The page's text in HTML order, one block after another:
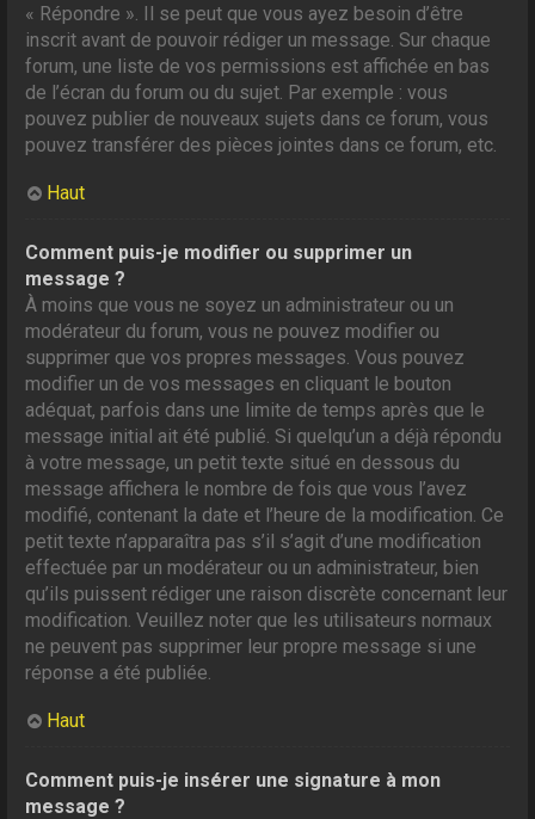
« Répondre ». Il se peut que vous ayez besoin d’être
inscrit avant de pouvoir rédiger un message. Sur chaque
forum, une liste de vos permissions est affichée en bas
de l’écran du forum ou du sujet. Par exemple : vous
pouvez publier de nouveaux sujets dans ce forum, vous
pouvez transférer des pièces jointes dans ce forum, etc.
Haut
Comment puis-je modifier ou supprimer un
message ?
À moins que vous ne soyez un administrateur ou un
modérateur du forum, vous ne pouvez modifier ou
supprimer que vos propres messages. Vous pouvez
modifier un de vos messages en cliquant le bouton
adéquat, parfois dans une limite de temps après que le
message initial ait été publié. Si quelqu’un a déjà répondu
à votre message, un petit texte situé en dessous du
message affichera le nombre de fois que vous l’avez
modifié, contenant la date et l’heure de la modification. Ce
petit texte n’apparaîtra pas s’il s’agit d’une modification
effectuée par un modérateur ou un administrateur, bien
qu’ils puissent rédiger une raison discrète concernant leur
modification. Veuillez noter que les utilisateurs normaux
ne peuvent pas supprimer leur propre message si une
réponse a été publiée.
Haut
Comment puis-je insérer une signature à mon
message ?